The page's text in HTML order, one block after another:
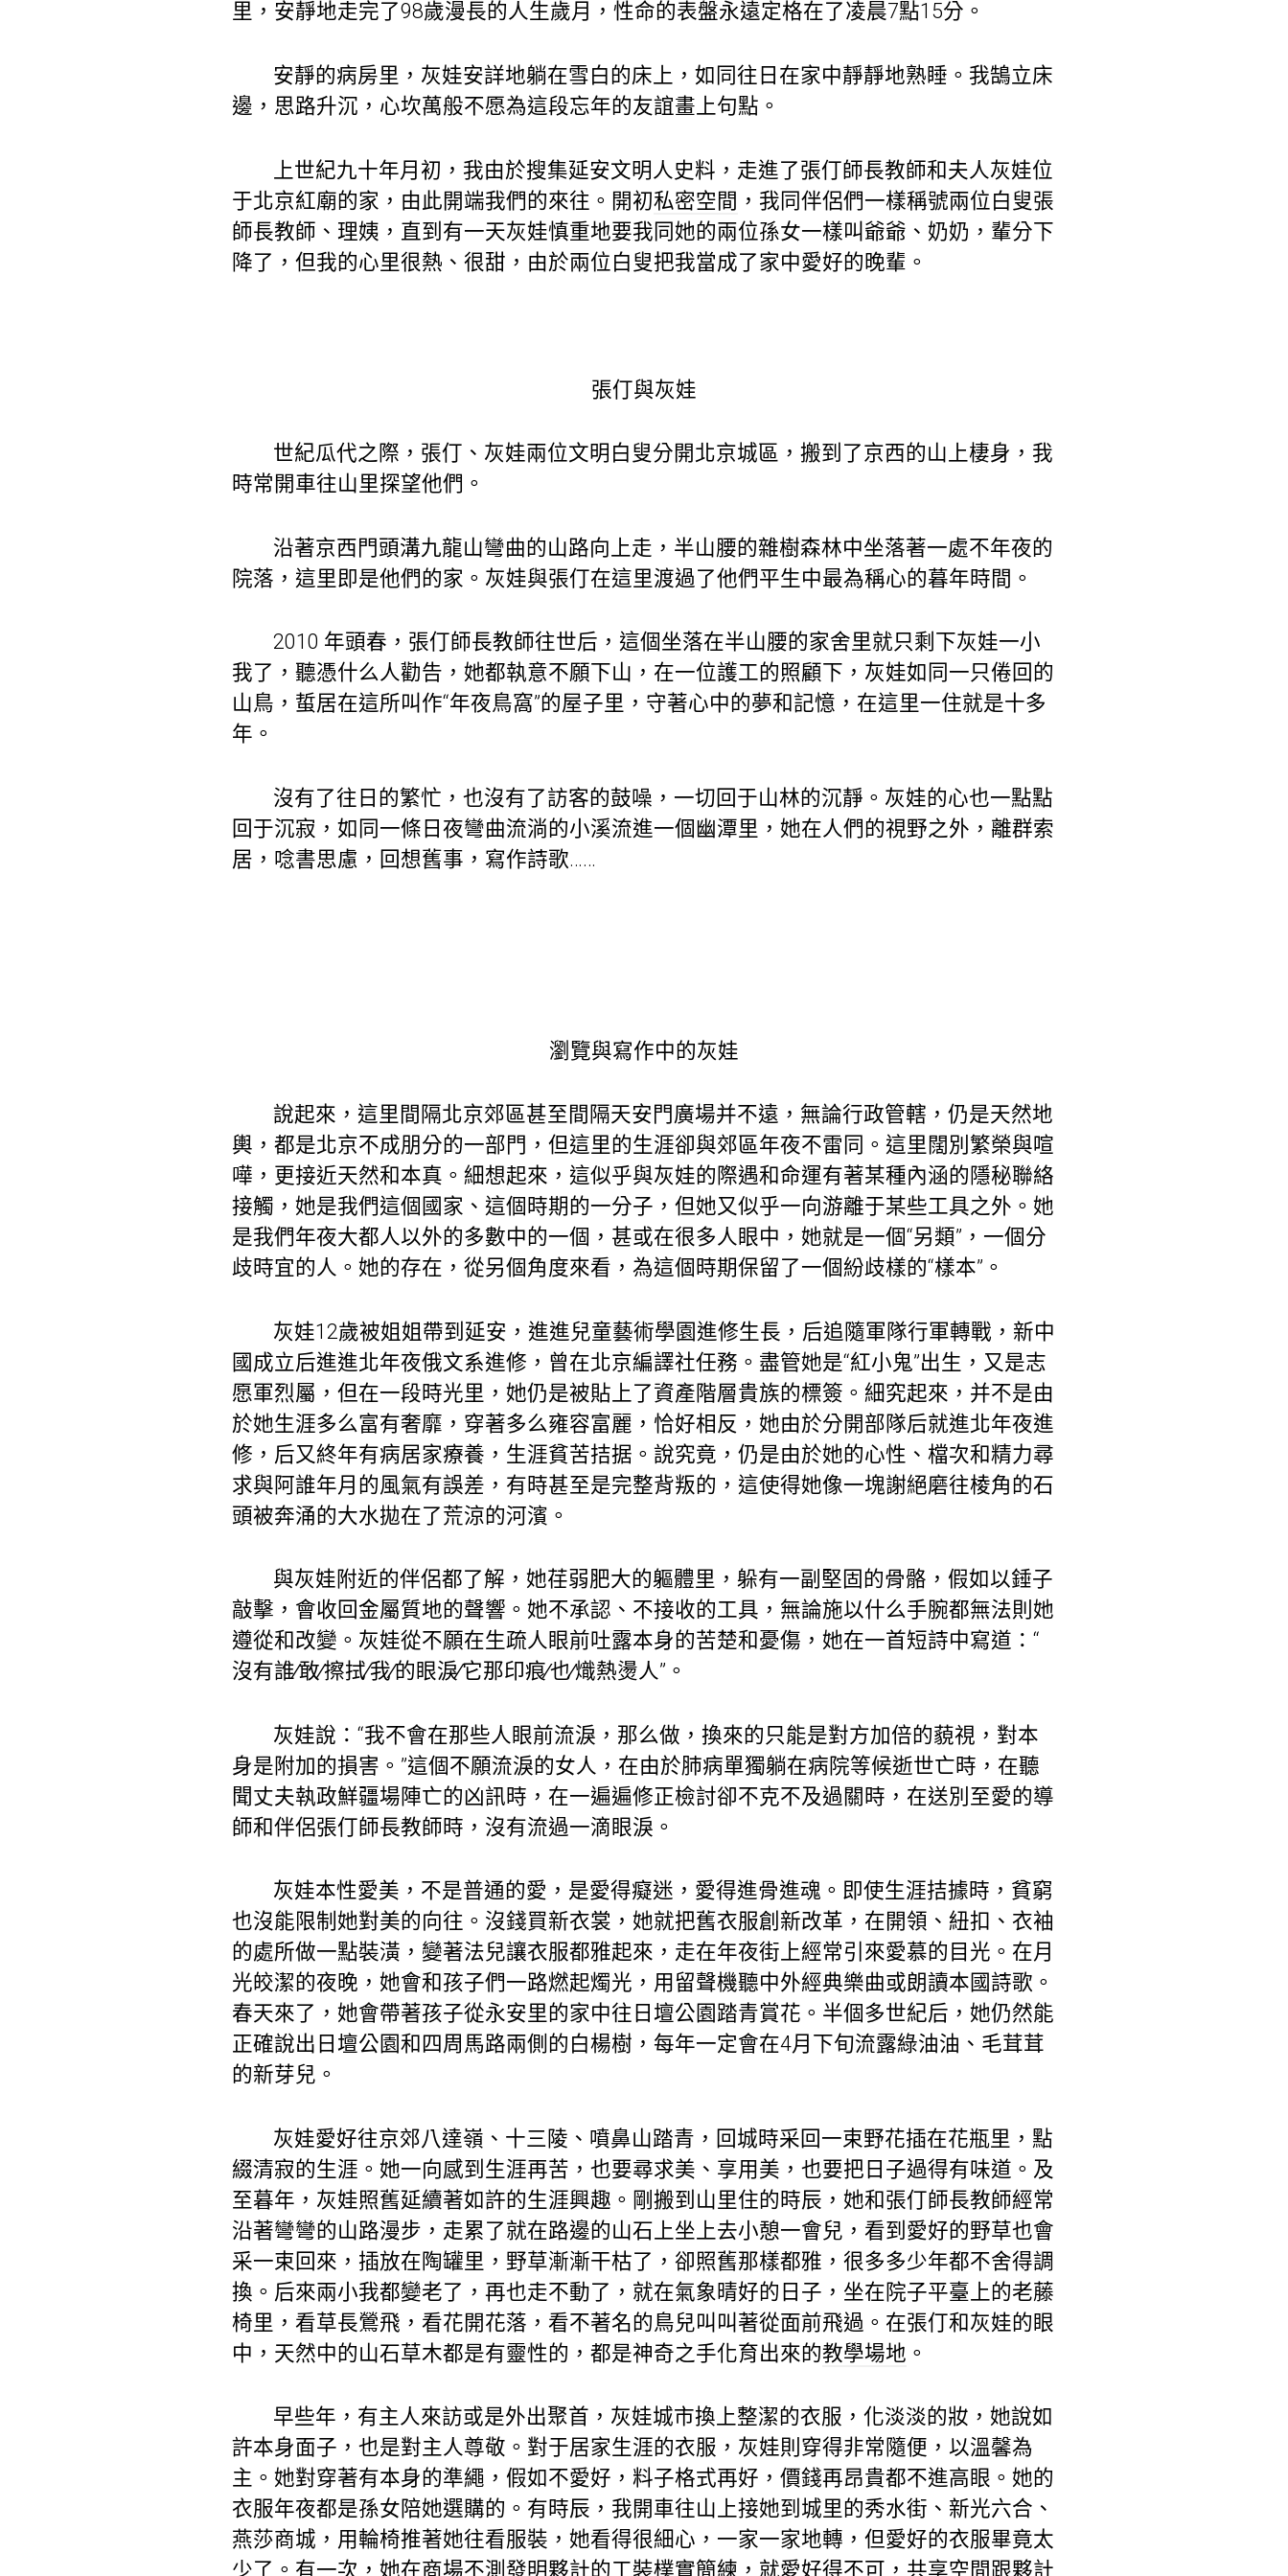
里，安靜地走完了98歲漫長的人生歲月，性命的表盤永遠定格在了凌晨7點15分。
安靜的病房里，灰娃安詳地躺在雪白的床上，如同往日在家中靜靜地熟睡。我鵠立床
邊，思路升沉，心坎萬般不愿為這段忘年的友誼畫上句點。
上世紀九十年月初，我由於搜集延安文明人史料，走進了張仃師長教師和夫人灰娃位
于北京紅廟的家，由此開端我們的來往。開初私密空間 ，我同伴侶們一樣稱號兩位白叟張
師長教師、理姨，直到有一天灰娃慎重地要我同她的兩位孫女一樣叫爺爺、奶奶，輩分下
降了，但我的心里很熱、很甜，由於兩位白叟把我當成了家中愛好的晚輩。
張仃與灰娃
世紀瓜代之際，張仃、灰娃兩位文明白叟分開北京城區，搬到了京西的山上棲身，我
時常開車往山里探望他們。
沿著京西門頭溝九龍山彎曲的山路向上走，半山腰的雜樹森林中坐落著一處不年夜的
院落，這里即是他們的家。灰娃與張仃在這里渡過了他們平生中最為稱心的暮年時間。
2010 年頭春，張仃師長教師往世后，這個坐落在半山腰的家舍里就只剩下灰娃一小
我了，聽憑什么人勸告，她都執意不願下山，在一位護工的照顧下，灰娃如同一只倦回的
山鳥，蜇居在這所叫作“年夜鳥窩”的屋子里，守著心中的夢和記憶，在這里一住就是十多
年。
沒有了往日的繁忙，也沒有了訪客的鼓噪，一切回于山林的沉靜。灰娃的心也一點點
回于沉寂，如同一條日夜彎曲流淌的小溪流進一個幽潭里，她在人們的視野之外，離群索
居，唸書思慮，回想舊事，寫作詩歌……
瀏覽與寫作中的灰娃
說起來，這里間隔北京郊區甚至間隔天安門廣場并不遠，無論行政管轄，仍是天然地
輿，都是北京不成朋分的一部門，但這里的生涯卻與郊區年夜不雷同。這里闊別繁榮與喧
嘩，更接近天然和本真。細想起來，這似乎與灰娃的際遇和命運有著某種內涵的隱秘聯絡
接觸，她是我們這個國家、這個時期的一分子，但她又似乎一向游離于某些工具之外。她
是我們年夜大都人以外的多數中的一個，甚或在很多人眼中，她就是一個“另類”，一個分
歧時宜的人。她的存在，從另個角度來看，為這個時期保留了一個紛歧樣的“樣本”。
灰娃12歲被姐姐帶到延安，進進兒童藝術學園進修生長，后追隨軍隊行軍轉戰，新中
國成立后進進北年夜俄文系進修，曾在北京編譯社任務。盡管她是“紅小鬼”出生，又是志
愿軍烈屬，但在一段時光里，她仍是被貼上了資產階層貴族的標簽。細究起來，并不是由
於她生涯多么富有奢靡，穿著多么雍容富麗，恰好相反，她由於分開部隊后就進北年夜進
修，后又終年有病居家療養，生涯貧苦拮据。說究竟，仍是由於她的心性、檔次和精力尋
求與阿誰年月的風氣有誤差，有時甚至是完整背叛的，這使得她像一塊謝絕磨往棱角的石
頭被奔涌的大水拋在了荒涼的河濱。
與灰娃附近的伴侶都了解，她荏弱肥大的軀體里，躲有一副堅固的骨骼，假如以錘子
敲擊，會收回金屬質地的聲響。她不承認、不接收的工具，無論施以什么手腕都無法則她
遵從和改變。灰娃從不願在生疏人眼前吐露本身的苦楚和憂傷，她在一首短詩中寫道：“
沒有誰∕敢∕擦拭∕我∕的眼淚∕它那印痕∕也∕熾熱燙人”。
灰娃說：“我不會在那些人眼前流淚，那么做，換來的只能是對方加倍的藐視，對本
身是附加的損害。”這個不願流淚的女人，在由於肺病單獨躺在病院等候逝世亡時，在聽
聞丈夫執政鮮疆場陣亡的凶訊時，在一遍遍修正檢討卻不克不及過關時，在送別至愛的導
師和伴侶張仃師長教師時，沒有流過一滴眼淚。
灰娃本性愛美，不是普通的愛，是愛得癡迷，愛得進骨進魂。即使生涯拮據時，貧窮
也沒能限制她對美的向往。沒錢買新衣裳，她就把舊衣服創新改革，在開領、紐扣、衣袖
的處所做一點裝潢，變著法兒讓衣服都雅起來，走在年夜街上經常引來愛慕的目光。在月
光皎潔的夜晚，她會和孩子們一路燃起燭光，用留聲機聽中外經典樂曲或朗讀本國詩歌。
春天來了，她會帶著孩子從永安里的家中往日壇公園踏青賞花。半個多世紀后，她仍然能
正確說出日壇公園和四周馬路兩側的白楊樹，每年一定會在4月下旬流露綠油油、毛茸茸
的新芽兒。
灰娃愛好往京郊八達嶺、十三陵、噴鼻山踏青，回城時采回一束野花插在花瓶里，點
綴清寂的生涯。她一向感到生涯再苦，也要尋求美、享用美，也要把日子過得有味道。及
至暮年，灰娃照舊延續著如許的生涯興趣。剛搬到山里住的時辰，她和張仃師長教師經常
沿著彎彎的山路漫步，走累了就在路邊的山石上坐上去小憩一會兒，看到愛好的野草也會
采一束回來，插放在陶罐里，野草漸漸干枯了，卻照舊那樣都雅，很多多少年都不舍得調
換。后來兩小我都變老了，再也走不動了，就在氣象晴好的日子，坐在院子平臺上的老藤
椅里，看草長鶯飛，看花開花落，看不著名的鳥兒叫叫著從面前飛過。在張仃和灰娃的眼
中，天然中的山石草木都是有靈性的，都是神奇之手化育出來的教學場地 。
早些年，有主人來訪或是外出聚首，灰娃城市換上整潔的衣服，化淡淡的妝，她說如
許本身面子，也是對主人尊敬。對于居家生涯的衣服，灰娃則穿得非常隨便，以溫馨為
主。她對穿著有本身的準繩，假如不愛好，料子格式再好，價錢再昂貴都不進高眼。她的
衣服年夜都是孫女陪她選購的。有時辰，我開車往山上接她到城里的秀水街、新光六合、
燕莎商城，用輪椅推著她往看服裝，她看得很細心，一家一家地轉，但愛好的衣服畢竟太
少了。有一次，她在商場不測發明夥計的工裝樸實簡練，就愛好得不可， 共享空間跟夥計